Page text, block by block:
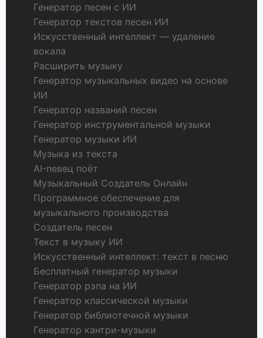
Генератор песен с ИИ
Генератор текстов песен ИИ
Искусственный интеллект — удаление
вокала
Расширить музыку
Генератор музыкальных видео на основе
ИИ
Генератор названий песен
Генератор инструментальной музыки
Генератор музыки ИИ
Музыка из текста
AI-певец поёт
Музыкальный Создатель Онлайн
Программное обеспечение для
музыкального производства
Создатель песен
Текст в музыку ИИ
Искусственный интеллект: текст в песню
Бесплатный генератор музыки
Генератор рэпа на ИИ
Генератор классической музыки
Генератор библиотечной музыки
Генератор кантри-музыки